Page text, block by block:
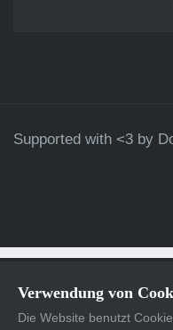
Supported with <3 by
Verwendung von
Die Website benutzt